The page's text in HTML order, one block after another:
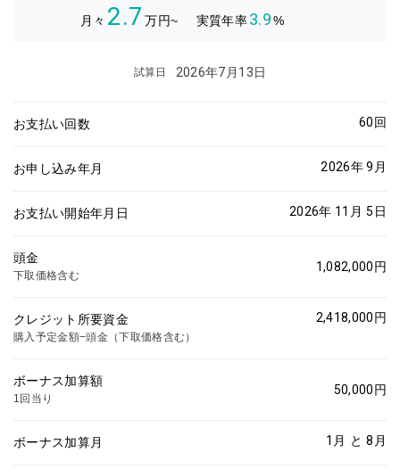
月々 2.7 万円~ 実質年率3.9%
試算日 2026年7月13日
お支払い回数 60回
お申し込み年月 2026年 9月
お支払い開始年月日 2026年 11月 5 日
頭金
下取価格含む
1,082,000円
クレジット所要資金
購入予定金額−頭金（下取価格含む）
2,418,000円
ボーナス加算額
1回当り
50,000円
ボーナス加算月 1 月 と8 月